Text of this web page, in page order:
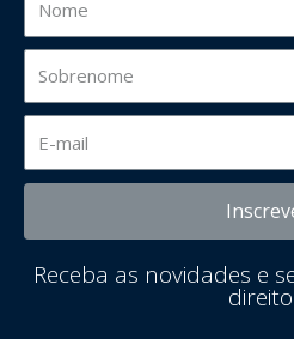
Receba as novidades e